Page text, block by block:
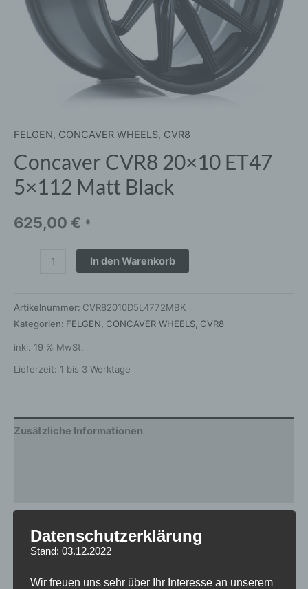
FELGEN, CONCAVER WHEELS, CVR8
Concaver CVR8 20×10 ET47
5×112 Matt Black
625,00 € *
In den Warenkorb
Artikelnummer: CVR82010D5L4772MBK
Kategorien: FELGEN CONCAVER WHEELS CVR8
inkl. 19 % MwSt.
Lieferzeit: 1 bis 3 Werktage
Zusätzliche Informationen
Breite
Design CVR8
Datenschutzerklärung
Stand: 03.12.2022
Wir freuen uns sehr über Ihr Interesse an unserem